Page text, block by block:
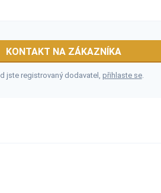
KONTAKT NA ZÁKAZNÍKA
jste registrovaný dodavatel, přihlaste se.